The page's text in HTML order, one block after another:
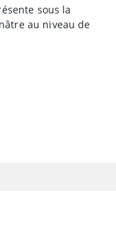
sous la
au niveau de